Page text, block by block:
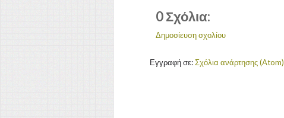
0 Σχόλια:
Δημοσίευση σχολίου
Εγγραφή σε:Σχόλια ανάρτησης (Atom)